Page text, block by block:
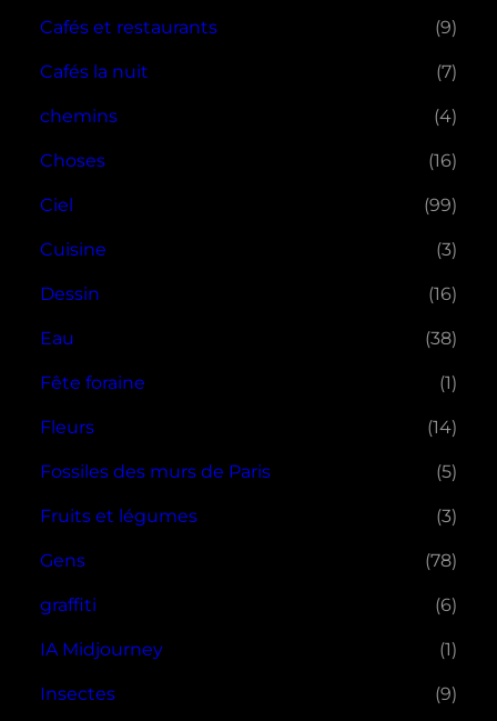
Cafés et restaurants (9)
Cafés la nuit (7)
chemins (4)
Choses (16)
Ciel (99)
Cuisine (3)
Dessin (16)
Eau (38)
Fête foraine (1)
Fleurs (14)
Fossiles des murs de Paris (5)
Fruits et légumes (3)
Gens (78)
graffiti (6)
IA Midjourney (1)
Insectes (9)